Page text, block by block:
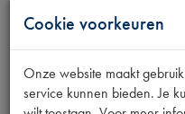
SPUITBUS
BRUIN
Productnummer
Cookie voorkeuren
Onze website maakt
service kunnen bieden. Je